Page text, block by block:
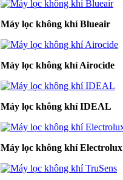
Máy lọc không khí Blueair
Máy lọc không khí Airocide
Máy lọc không khí IDEAL
Máy lọc không khí Electrolux